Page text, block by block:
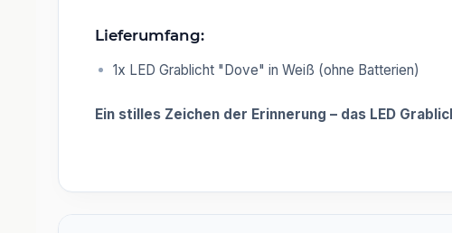
Lieferumfang:
1x LED Grablicht "Dove" in Weiß (ohne Batterien)
Ein stilles Zeichen der Erinnerung – das LED